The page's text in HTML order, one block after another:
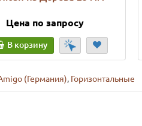
Цена по запросу
В корзину
(Германия), Горизонтальные